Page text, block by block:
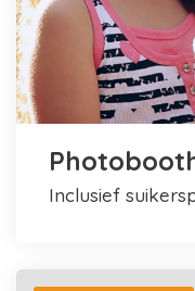
inclusief